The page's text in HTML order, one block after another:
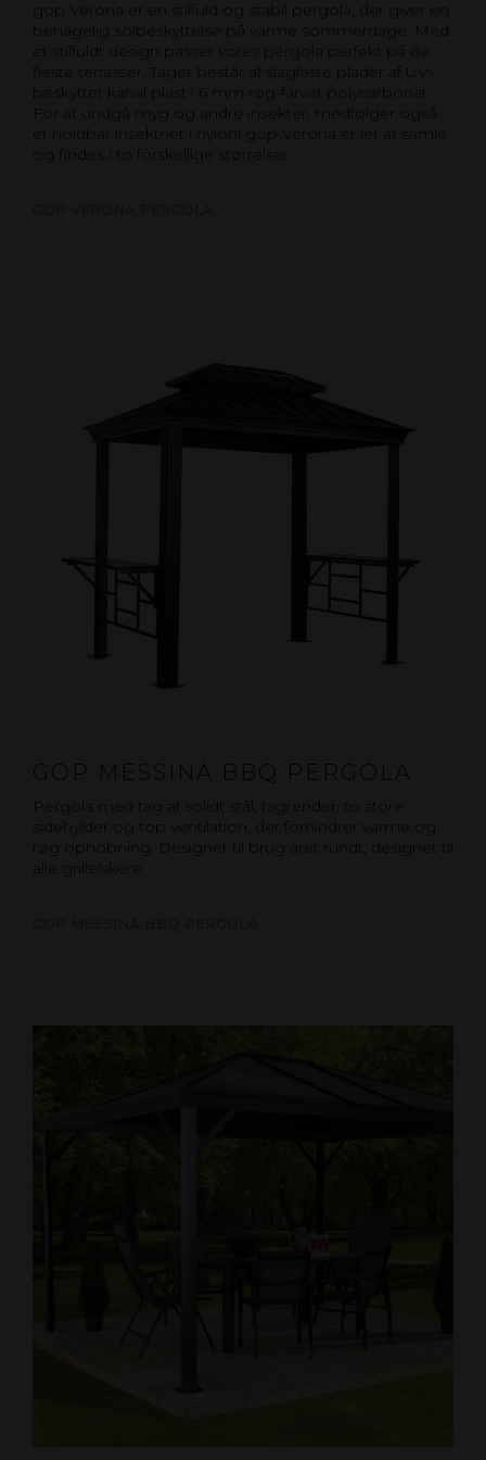
gop Verona er en stilfuld og stabil pergola, der giver en
behagelig solbeskyttelse på varme sommerdage. Med
et stilfuldt design passer vores pergola perfekt på de
fleste terrasser. Taget består af slagfaste plader af UV-
beskyttet kanal plast i 6 mm røg-farvet polycarbonat.
For at undgå myg og andre insekter, medfølger også
et holdbar insektnet i nylon! gop Verona er let at samle
og findes i to forskellige størrelser.
GOP MESSINA BBQ PERGOLA
Pergola med tag af solidt stål, tagrender, to store
sidehylder og top ventilation, der forhindrer varme og
røg ophobning. Designet til brug året rundt, designet til
alle grillelskere.